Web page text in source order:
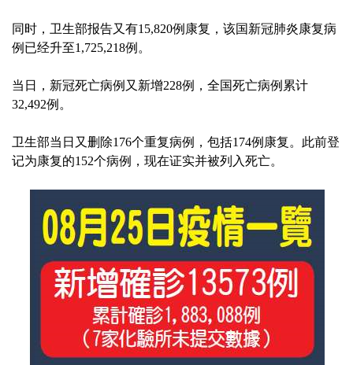
同时，卫生部报告又有15,820例康复，该国新冠肺炎康复病
例已经升至1,725,218例。
当日，新冠死亡病例又新增228例，全国死亡病例累计
32,492例。
卫生部当日又删除176个重复病例，包括174例康复。此前登
记为康复的152个病例，现在证实并被列入死亡。